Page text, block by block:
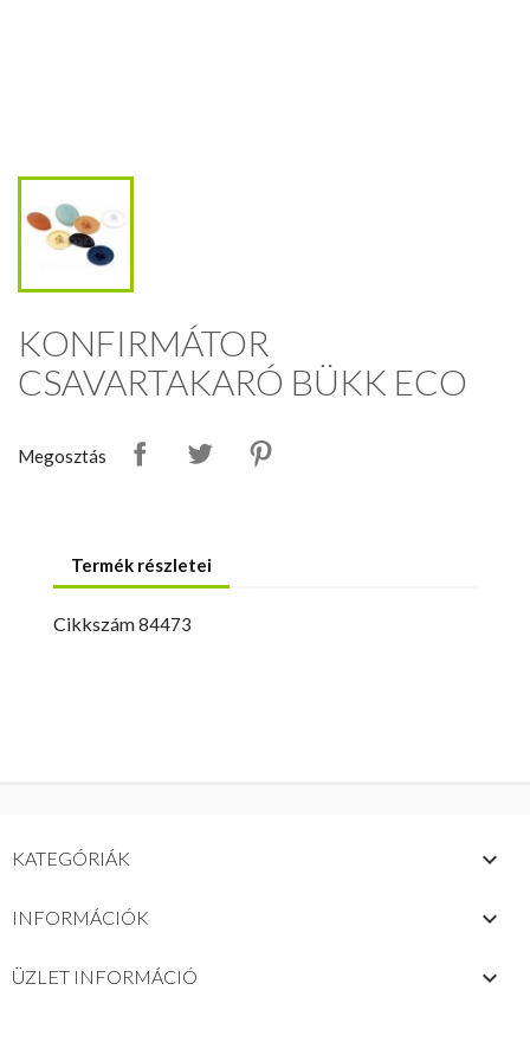
KONFIRMÁTOR
CSAVARTAKARÓ BÜKK ECO
Megosztás
Termék részletei
Cikkszám84473
KATEGÓRIÁK 
INFORMÁCIÓK 
ÜZLET INFORMÁCIÓ keyboard_arrow_down